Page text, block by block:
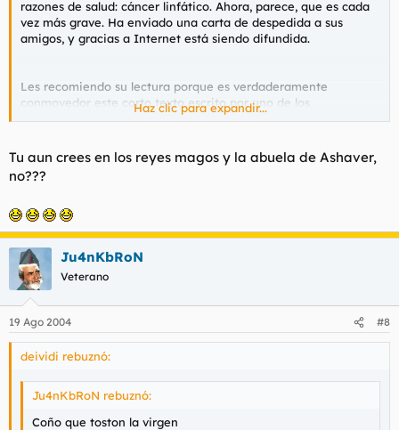
razones de salud: cáncer linfático. Ahora, parece, que es cada
vez más grave. Ha enviado una carta de despedida a sus
amigos, y gracias a Internet está siendo difundida.
Les recomiendo su lectura porque es verdaderamente
conmovedor este corto texto escrito por uno de los
Latinoamericanos más brillantes de los últimos tiempos.
"Si por un instante Dios se olvidara de que soy una marioneta
de trapo y me regalara un trozo de vida, aprovecharía ese
tiempo lo más que pudiera".
Posiblemente no diría todo lo que pienso, pero en definitiva
pensaría todo lo que digo.
significan.
Haz clic para expandir...
Tu aun crees en los reyes magos y la abuela de Ashaver,
no???
Ju4nKbRoN
Veterano
19 Ago 2004 #8
deividi rebuznó:
Ju4nKbRoN rebuznó:
Coño que toston la virgen